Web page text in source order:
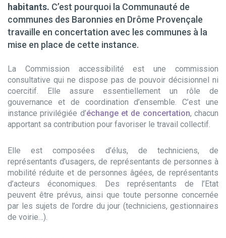
habitants. C’est pourquoi la Communauté de
communes des Baronnies en Drôme Provençale
travaille en concertation avec les communes à la
mise en place de cette instance.
La Commission accessibilité est une commission
consultative qui ne dispose pas de pouvoir décisionnel ni
coercitif. Elle assure essentiellement un rôle de
gouvernance et de coordination d’ensemble. C’est une
instance privilégiée d’échange et de concertation, chacun
apportant sa contribution pour favoriser le travail collectif.
Elle est composées d’élus, de techniciens, de
représentants d’usagers, de représentants de personnes à
mobilité réduite et de personnes âgées, de représentants
d’acteurs économiques. Des représentants de l’Etat
peuvent être prévus, ainsi que toute personne concernée
par les sujets de l’ordre du jour (techniciens, gestionnaires
de voirie…).